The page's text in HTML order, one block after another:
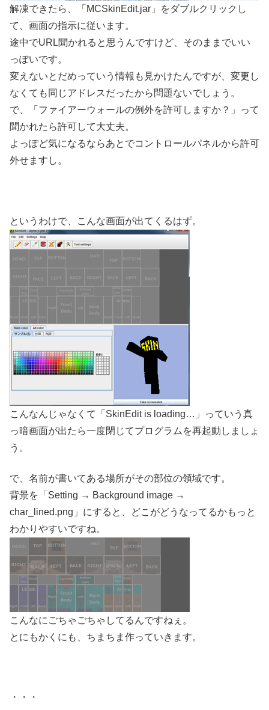
解凍できたら、「MCSkinEdit.jar」をダブルクリックし
て、画面の指示に従います。
途中でURL聞かれると思うんですけど、そのままでいい
っぽいです。
変えないとだめっていう情報も見かけたんですが、変更し
なくても同じアドレスだったから問題ないでしょう。
で、「ファイアーウォールの例外を許可しますか？」って
聞かれたら許可して大丈夫。
よっぽど気になるならあとでコントロールパネルから許可
外せますし。
というわけで、こんな画面が出てくるはず。
こんなんじゃなくて「SkinEdit is loading…」っていう真
っ暗画面が出たら一度閉じてプログラムを再起動しましょ
う。
で、名前が書いてある場所がその部位の領域です。
背景を「Setting → Background image →
char_lined.png」にすると、どこがどうなってるかもっと
わかりやすいですね。
こんなにごちゃごちゃしてるんですねぇ。
とにもかくにも、ちまちま作っていきます。
・・・